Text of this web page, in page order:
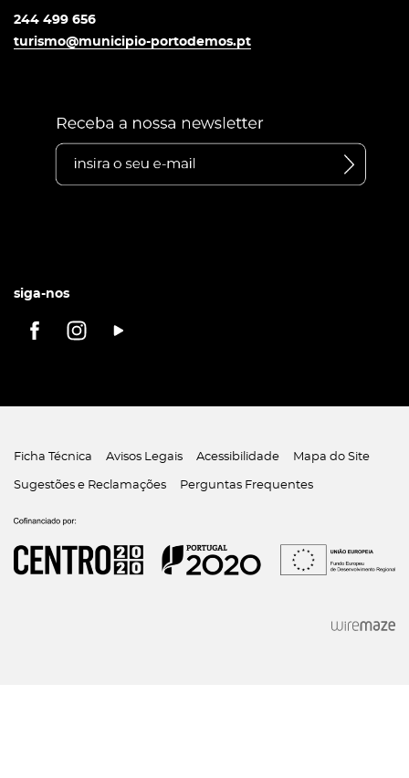
244 499 656
turismo@municipio-portodemos.pt
siga-nos
Ficha Técnica Avisos Legais Acessibilidade Mapa do Site
Sugestões e Reclamações Perguntas Frequentes